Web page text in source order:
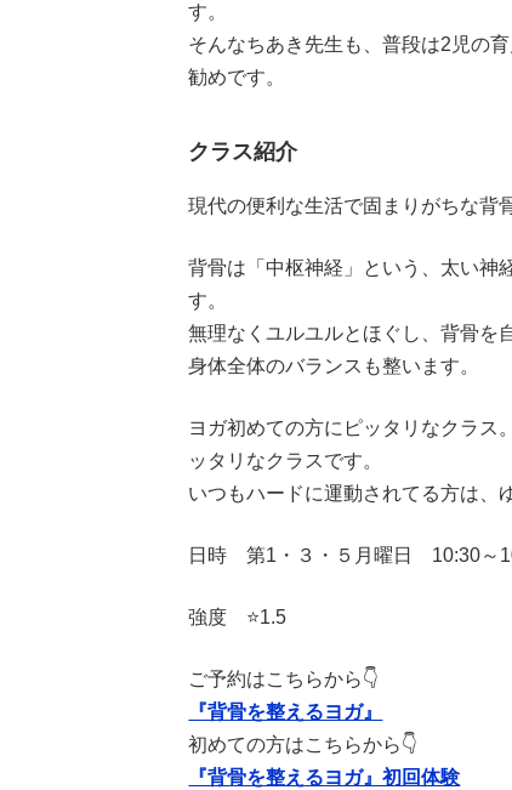
す。
そんなちあき先生も、普段は2児の
勧めです。
クラス紹介
現代の便利な生活で固まりがちな背
背骨は「中枢神経」という、太い神
す。
無理なくユルユルとほぐし、背骨を
身体全体のバランスも整います。
ヨガ初めての方にピッタリなクラス
ッタリなクラスです。
いつもハードに運動されてる方は、
日時 第1・３・５月曜日 10:30～
強度 ⭐️1.5
ご予約はこちらから👇
『背骨を整えるヨガ』
初めての方はこちらから👇
『背骨を整えるヨガ』初回体験